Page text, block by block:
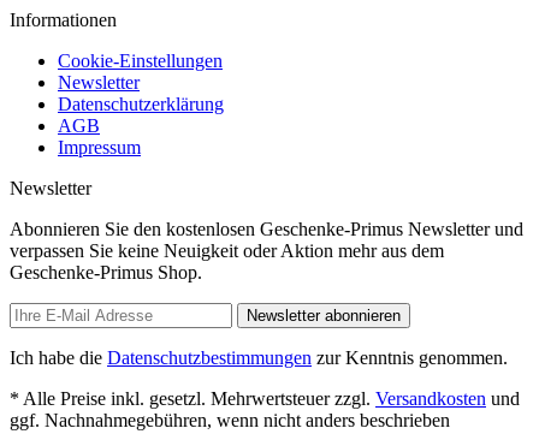
Informationen
Cookie-Einstellungen
Newsletter
Datenschutzerklärung
AGB
Impressum
Newsletter
Abonnieren Sie den kostenlosen Geschenke-Primus Newsletter und
verpassen Sie keine Neuigkeit oder Aktion mehr aus dem
Geschenke-Primus Shop.
Newsletter abonnieren
Ich habe die Datenschutzbestimmungen zur Kenntnis genommen.
* Alle Preise inkl. gesetzl. Mehrwertsteuer zzgl. Versandkosten und
ggf. Nachnahmegebühren, wenn nicht anders beschrieben